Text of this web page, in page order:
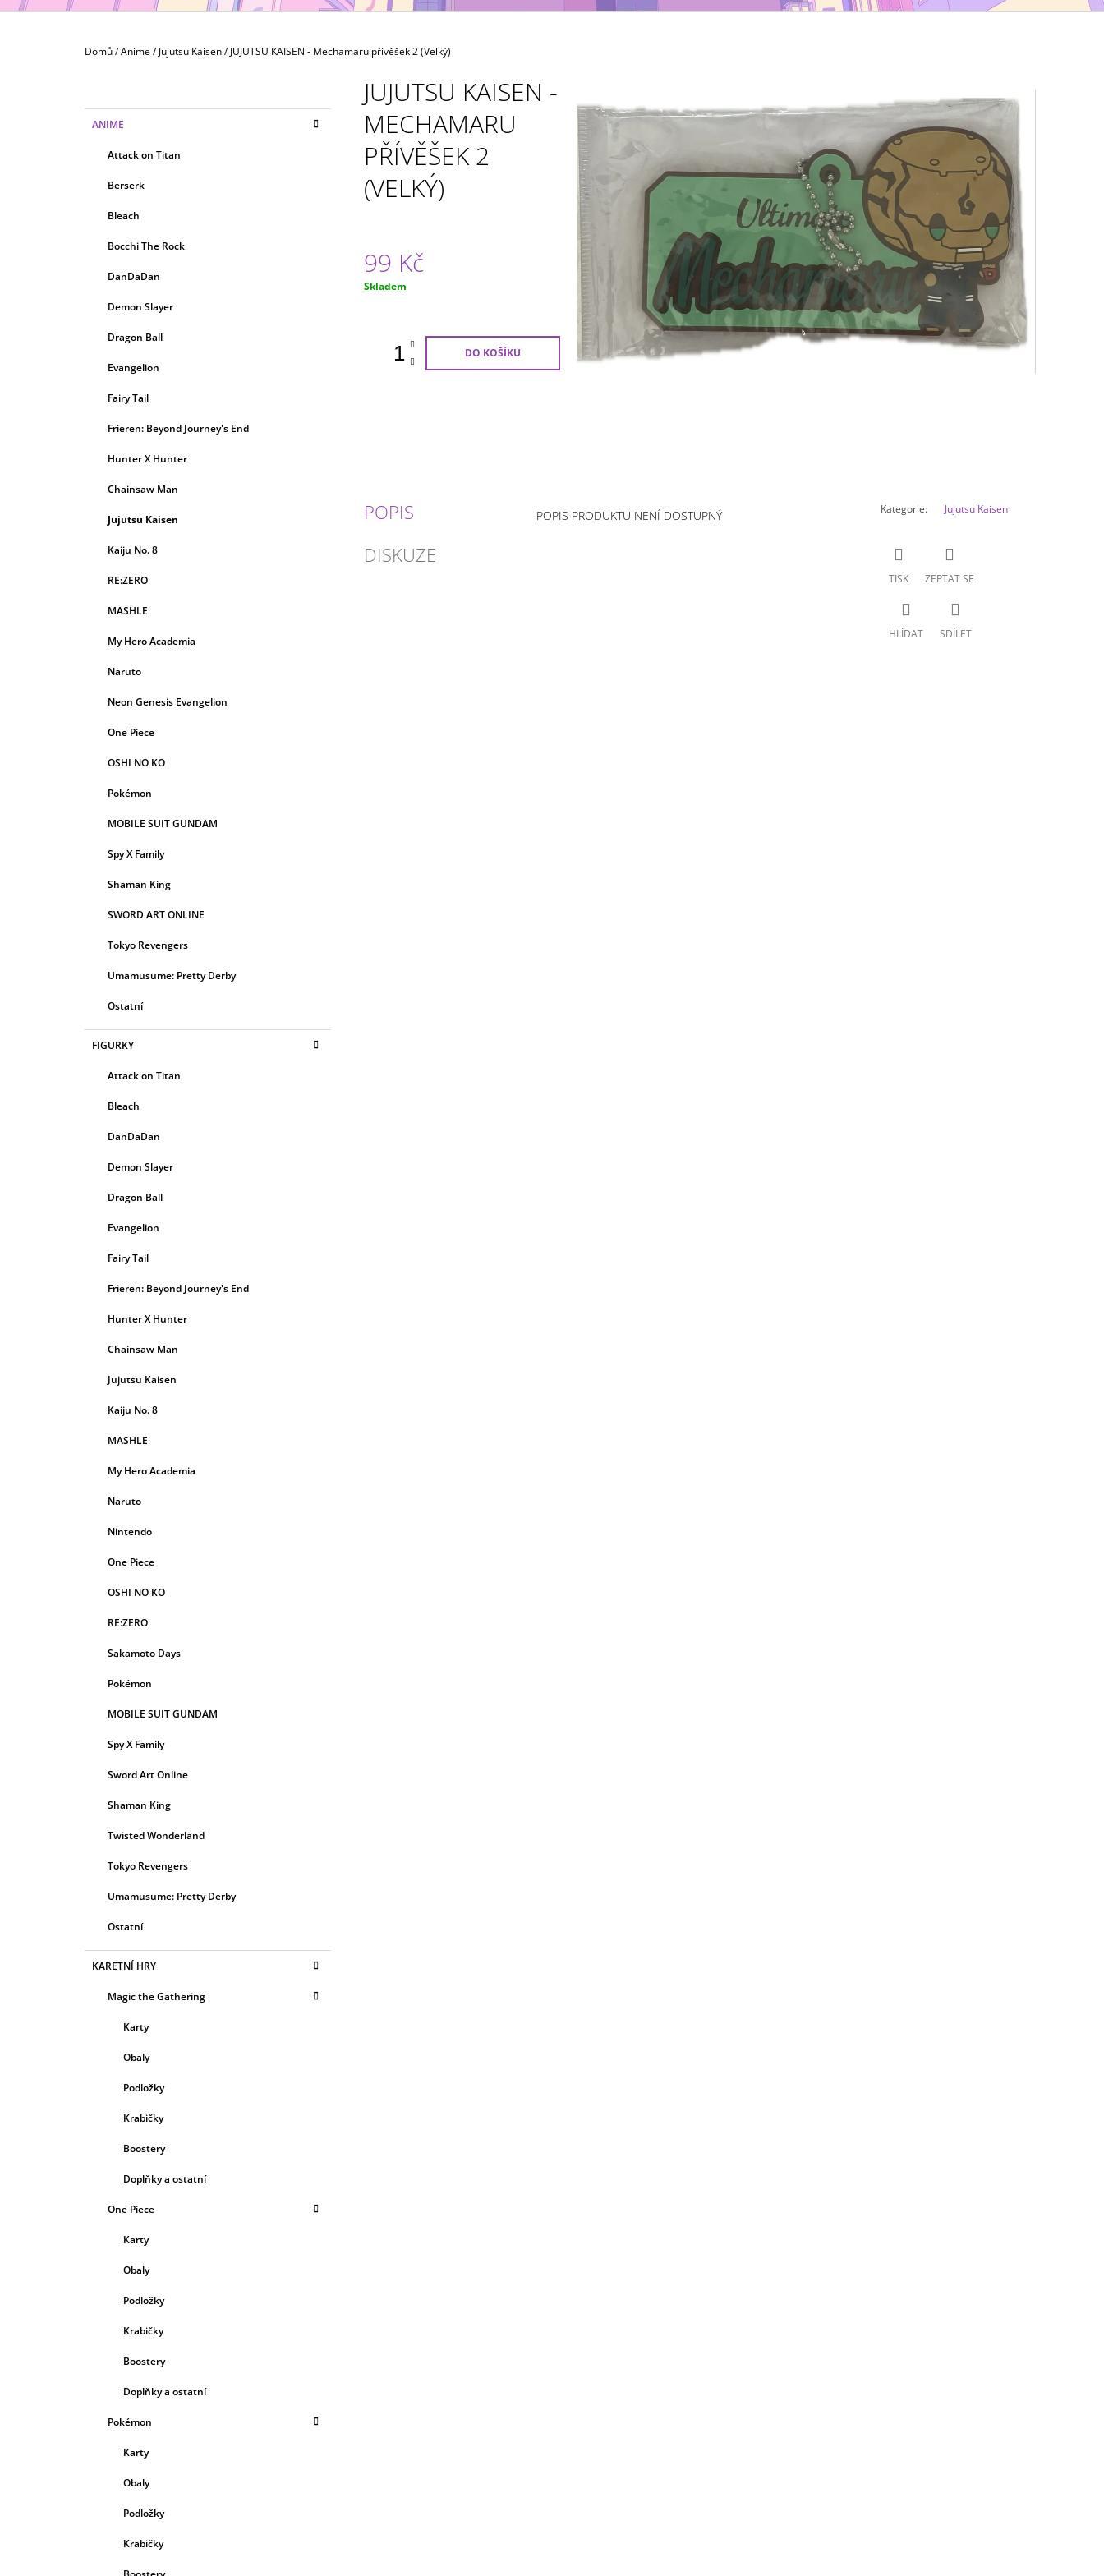
Domů/Anime/ Jujutsu Kaisen/ JUJUTSU KAISEN - Mechamaru přívěšek 2 (Velký)
kategorie
K
AANIME
Attack on Titan
Berserk
Bleach
Bocchi The Rock
DanDaDan
Demon Slayer
Dragon Ball
Evangelion
Fairy Tail
Frieren: Beyond Journey's End
Hunter X Hunter
Chainsaw Man
Jujutsu Kaisen
Kaiju No. 8
RE:ZERO
MASHLE
My Hero Academia
Naruto
Neon Genesis Evangelion
One Piece
OSHI NO KO
Pokémon
MOBILE SUIT GUNDAM
Spy X Family
Shaman King
SWORD ART ONLINE
Tokyo Revengers
Umamusume: Pretty Derby
Ostatní
FIGURKY
Attack on Titan
Bleach
DanDaDan
Demon Slayer
Dragon Ball
Evangelion
Fairy Tail
Frieren: Beyond Journey's End
Hunter X Hunter
Chainsaw Man
Jujutsu Kaisen
Kaiju No. 8
MASHLE
My Hero Academia
Naruto
Nintendo
One Piece
OSHI NO KO
RE:ZERO
Sakamoto Days
Pokémon
MOBILE SUIT GUNDAM
Spy X Family
Sword Art Online
Shaman King
Twisted Wonderland
Tokyo Revengers
Umamusume: Pretty Derby
Ostatní
KARETNÍ HRY
Magic the Gathering
Karty
Obaly
Podložky
Krabičky
Boostery
Doplňky a ostatní
One Piece
Karty
Obaly
Podložky
Krabičky
Boostery
Doplňky a ostatní
Pokémon
Karty
Obaly
Podložky
Krabičky
JUJUTSU KAISEN -
MECHAMARU
PŘÍVĚŠEK 2
(VELKÝ)
99 Kč
Měrná
Skladem
DO KOŠÍKU
POPIS
DISKUZE
POPIS PRODUKTU NENÍ DOSTUPNÝ Kategorie: Jujutsu Kaisen
TISK ZEPTAT SE
HLÍDAT SDÍLET